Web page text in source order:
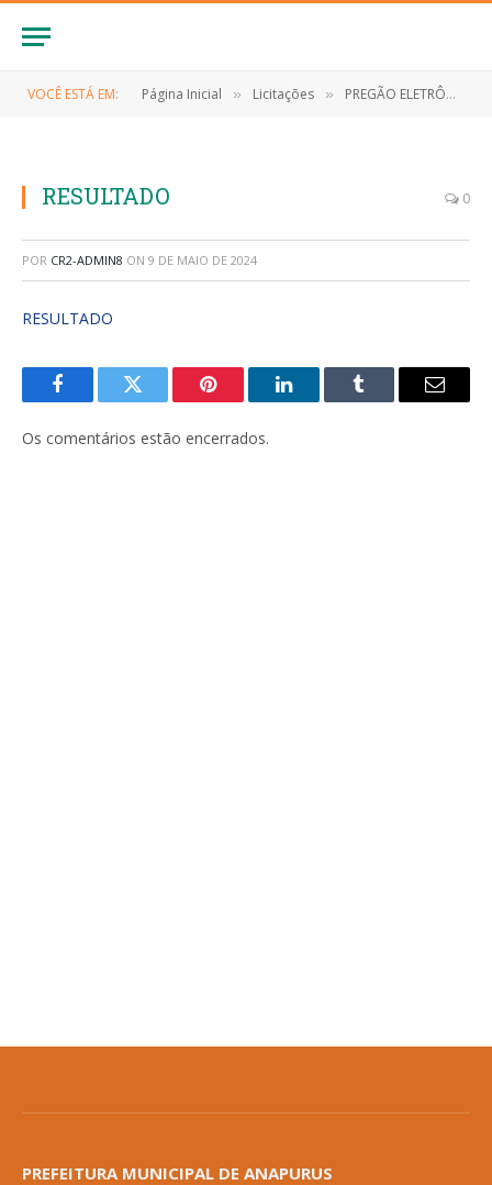
VOCÊ ESTÁ EM: Página Inicial » Licitações » PREGÃO ELETRÔNICO Nº 022/2023-SRP (FUTURA E EVENTUAL CONTRATAÇÃO DE EMPRESA ESPECIALIZADA PARA O FORNECIMENTO DE MATERIAIS DE LIMPEZA E HIGIENE PESSOAL)
RESULTADO 0
POR CR2-ADMIN8 ON 9 DE MAIO DE 2024
RESULTADO
FacebookTwitter Pinterest LinkedInTumblr
E-
Os comentários estão encerrados.
PREFEITURA MUNICIPAL DE ANAPURUS